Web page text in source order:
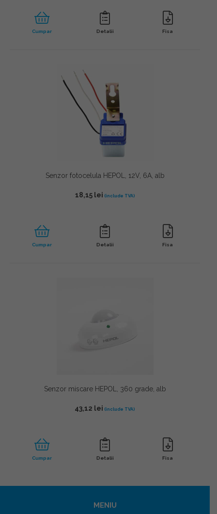
Cumpar Detalii Fisa
Senzor fotocelula HEPOL, 12V, 6A, alb
18,15 lei
Cumpar Detalii Fisa
Senzor miscare HEPOL, 360 grade, alb
43,12 lei
Cumpar Detalii Fisa
MENIU